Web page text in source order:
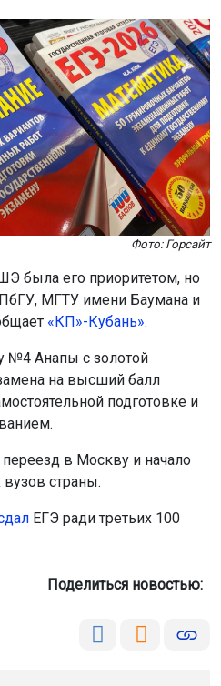
Фото: Горсайт
была его приоритетом, но
МГТУ имени Баумана и
«КП»-Кубань».
№4 Анапы с золотой
на высший балл
подготовке и
в Москву и начало
страны.
ЕГЭ ради третьих 100
Поделиться новостью: